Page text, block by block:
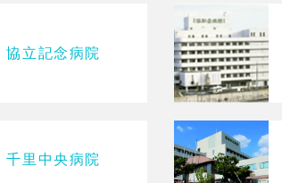
協立記念病院
千里中央病院